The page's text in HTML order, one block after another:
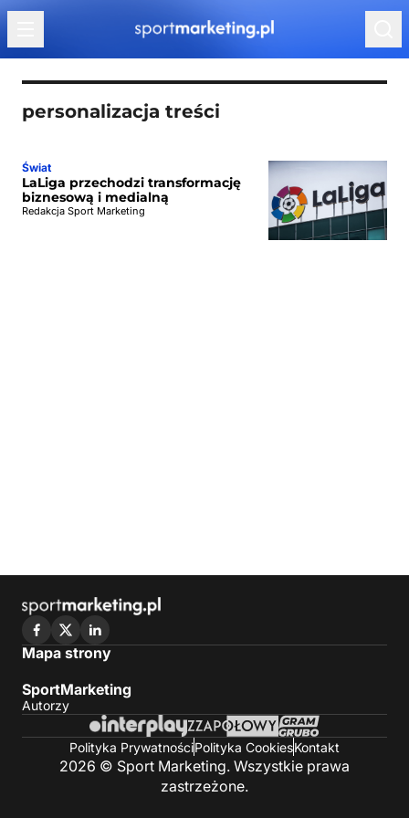
Przejdź do treści
personalizacja treści
Świat
LaLiga przechodzi transformację
biznesową i medialną
Redakcja Sport Marketing
Mapa strony
SportMarketing
Autorzy
Polityka PrywatnościPolityka CookiesKontakt
2026 © Sport Marketing. Wszystkie prawa
zastrzeżone.